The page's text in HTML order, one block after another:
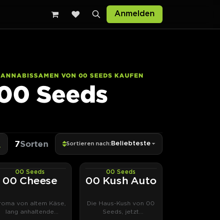
Anmelden
VON 00 SEEDS KAUFEN
Seeds
7Sorten Sortieren nach: Beliebteste
PHOTOFEM
00 Seeds
00 Cheese
von altem Käse,
lang anhaltende
AUTOFEM
00 Seeds
00 Kush Auto
Die Haus-Kush von 00
Seeds, jetzt